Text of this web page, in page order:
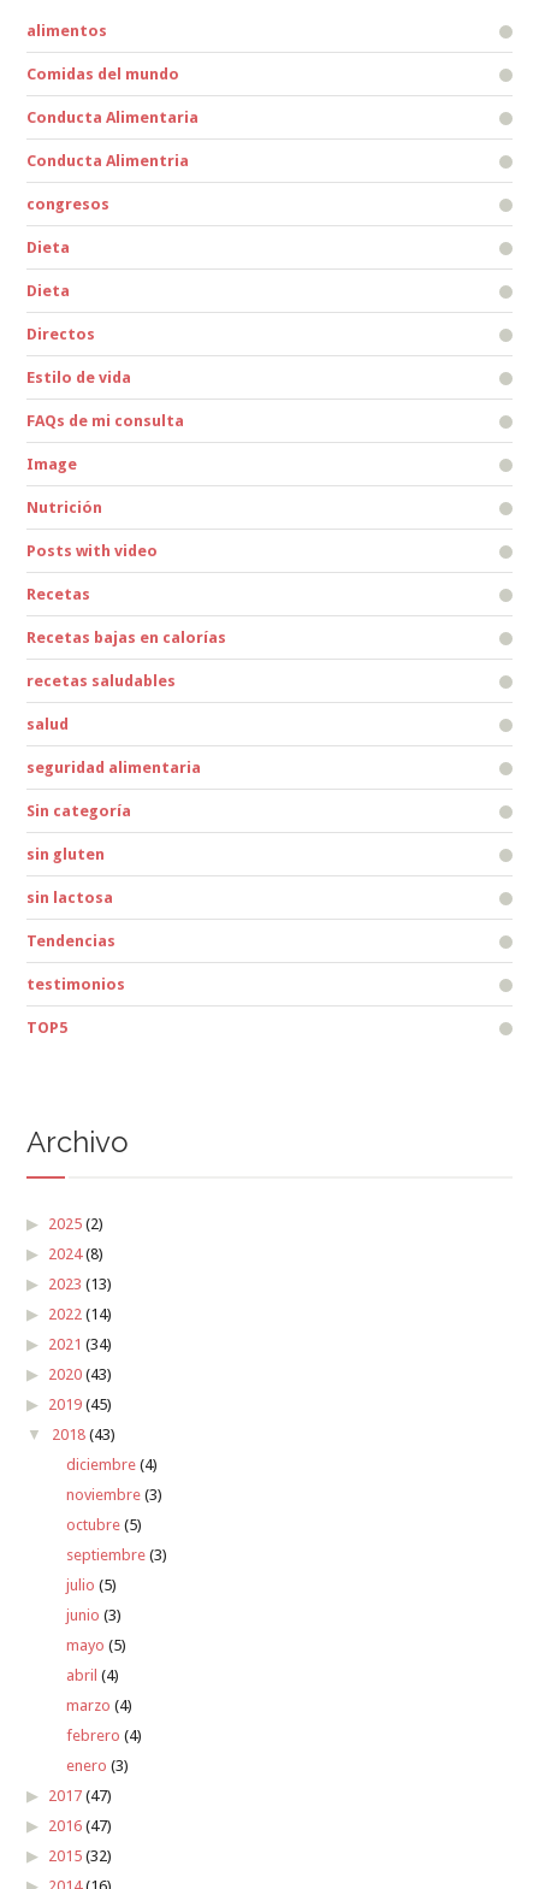
alimentos
Comidas del mundo
Conducta Alimentaria
Conducta Alimentria
congresos
Dieta
Dieta
Directos
Estilo de vida
FAQs de mi consulta
Image
Nutrición
Posts with video
Recetas
Recetas bajas en calorías
recetas saludables
salud
seguridad alimentaria
Sin categoría
sin gluten
sin lactosa
Tendencias
testimonios
TOP5
Archivo
2025 (2)
2024(8)
2023 (13)
2022 (14)
2021 (34)
2020 (43)
2019 (45)
2018 (43)
diciembre(4)
noviembre(3)
octubre(5)
septiembre(3)
julio (5)
junio (3)
mayo (5)
abril (4)
marzo (4)
febrero (4)
enero (3)
2017 (47)
2016 (47)
2015 (32)